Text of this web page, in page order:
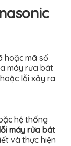
hoặc mã số
máy rửa bát
lỗi xảy ra
hệ thống
máy rửa bát
và thực hiện